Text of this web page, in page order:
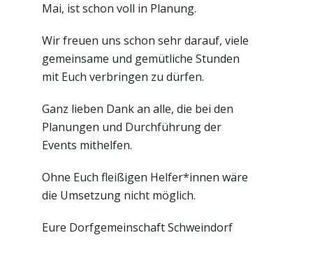
Mai, ist schon voll in Planung.
Wir freuen uns schon sehr darauf, viele
gemeinsame und gemütliche Stunden
mit Euch verbringen zu dürfen.
Ganz lieben Dank an alle, die bei den
Planungen und Durchführung der
Events mithelfen.
Ohne Euch fleißigen Helfer*innen wäre
die Umsetzung nicht möglich.
Eure Dorfgemeinschaft Schweindorf